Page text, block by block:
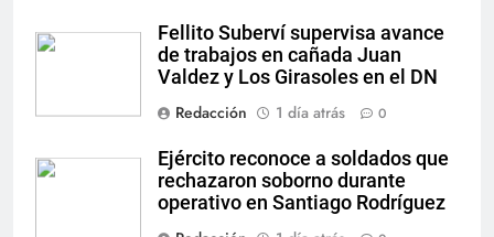
Fellito Suberví supervisa avance
de trabajos en cañada Juan
Valdez y Los Girasoles en el DN
Redacción
1 día atrás 0
Ejército reconoce a soldados que
rechazaron soborno durante
operativo en Santiago Rodríguez